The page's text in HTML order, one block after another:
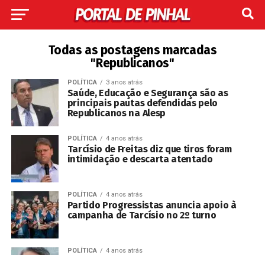
Todas as postagens marcadas
"Republicanos"
POLÍTICA 3 anos atrás
Saúde, Educação e Segurança são as
principais pautas defendidas pelo
Republicanos na Alesp
POLÍTICA 4 anos atrás
Tarcísio de Freitas diz que tiros foram
intimidação e descarta atentado
POLÍTICA 4 anos atrás
Partido Progressistas anuncia apoio à
campanha de Tarcísio no 2º turno
POLÍTICA 4 anos atrás